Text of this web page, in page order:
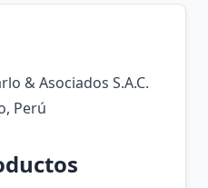
& Asociados S.A.C.
Perú